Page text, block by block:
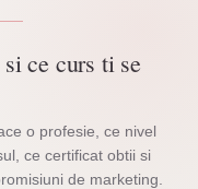
si ce curs ti se
o profesie, ce nivel
ce certificat obtii si
de marketing.